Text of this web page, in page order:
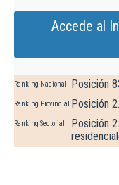
Accede al
Ranking Nacional Posición
Ranking Provincial Posición
Ranking Sectorial
Posición